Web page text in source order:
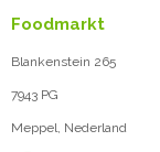
Foodmarkt
Blankenstein 265
7943 PG
Meppel, Nederland